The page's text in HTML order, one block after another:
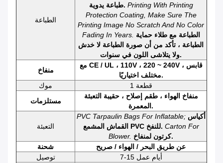
الطباعة
طباعة يدوية. Printing With Printing
Protection Coating, Make Sure The
Printing Image No Scratch And No Color
Fading In Years. الطباعة مع طلاء حماية
الطباعة ، تأكد من أن صورة الطباعة لا خدش
ولا يتلاشى اللون في سنوات.
منفاخ
مع CE / UL ، 110V ، 220 ~ 240V ، قابس
مختلف اختياريًا.
موك
1 قطعة
مستلزمات
منفاخ الهواء ، طقم إصلاح ، حقيبة التعبئة
المعمرة.
التعبئة
PVC Tarpaulin Bags For Inflatable; أكياس
القماش المشمع PVC للنفخ. Carton For
Blower.
كرتون لمنفاخ.
شحنة
عن طريق البحر / الهواء / صريح
توصيل
7-15 أيام عمل